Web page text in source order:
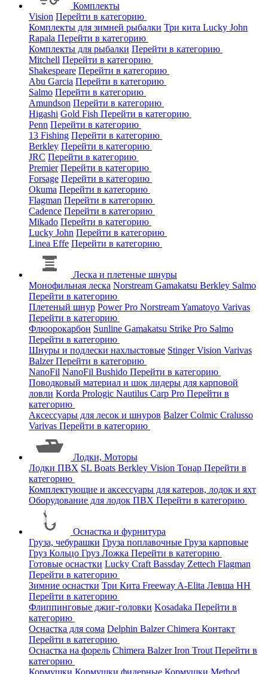
Комплекты
Vision Перейти в категорию
Комплекты для зимней рыбалки Три кита Lucky John
Rapala Перейти в категорию
Комплекты для рыбалки Перейти в категорию
Mitchell Перейти в категорию
Shakespeare Перейти в категорию
Abu Garcia Перейти в категорию
Salmo Перейти в категорию
Amundson Перейти в категорию
Higashi Gold Fish Перейти в категорию
Penn Перейти в категорию
13 Fishing Перейти в категорию
Berkley Перейти в категорию
JRC Перейти в категорию
Premier Перейти в категорию
Forsage Перейти в категорию
Okuma Перейти в категорию
Flagman Перейти в категорию
Cadence Перейти в категорию
Mikado Перейти в категорию
Lucky John Перейти в категорию
Linea Effe Перейти в категорию
Леска и плетеные шнуры
Монофильная леска Norstream Gamakatsu Berkley Salmo
Перейти в категорию
Плетеный шнур Power Pro NorstreamYamatoyo Varivas
Перейти в категорию
Флюорокарбон Sunline Gamakatsu Strike Pro Salmo
Перейти в категорию
Шнуры и подлески нахлыстовые StingerVision Varivas
BalzerПерейти в категорию
NanoFil NanoFil Bushido Перейти в категорию
Поводковый материал и шок лидеры для карповой
ловли Korda Prologic Nautilus Carp Pro Перейти в
категорию
Аксессуары для лесок и шнуров BalzerColmic Cralusso
Varivas Перейти в категорию
Лодки, Моторы
Лодки ПВХ SL Boats Berkley Vision Тонар Перейти в
категорию
Комплектующие и аксессуары для катеров, лодок и яхт
Оборудование для лодок ПВХ Перейти в категорию
Оснастка и фурнитура
Груза, чебурашки Груза поплавочные Груза карповые
Груз Кольцо Груз Ложка Перейти в категорию
Готовые оснастки Lucky Craft Bassday Zettech Flagman
Перейти в категорию
Зимние оснастки Три Кита Freeway A-Elita Левша НН
Перейти в категорию
Флиппинговые джиг-головки Kosadaka Перейти в
категорию
Оснастка для сома Delphin BalzerChimera Контакт
Перейти в категорию
Оснастка на форель Chimera BalzerIron Trout Перейти в
категорию
Кормушки Кормушки фидерные Кормушки Method